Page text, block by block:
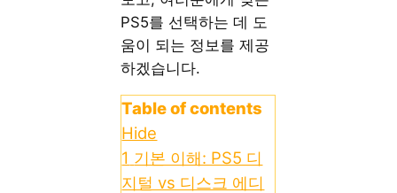
PS5를 선택하는 데 도
움이 되는 정보를 제공
하겠습니다.
Table of contents
Hide
1 기본 이해: PS5 디
지털 vs 디스크 에디